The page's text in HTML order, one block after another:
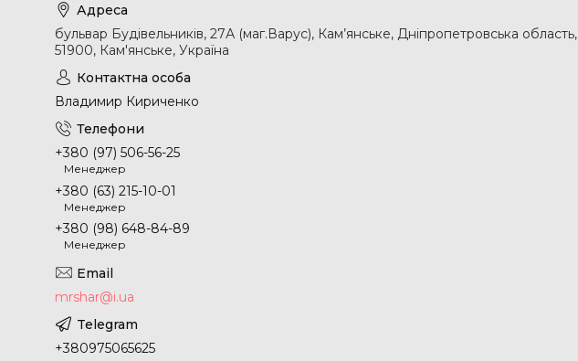
бульвар Будівельників, 27А (маг.Варус), Кам’янське, Дніпропетровська область,
51900, Кам'янське, Україна
Владимир Кириченко
+380 (97) 506-56-25
Менеджер
+380 (63) 215-10-01
Менеджер
+380 (98) 648-84-89
Менеджер
mrshar@i.ua
+380975065625